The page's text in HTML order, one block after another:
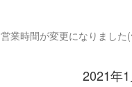
営業時間が変更になりまし
2021年